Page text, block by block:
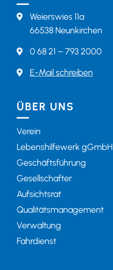

Weierswies 11a
66538 Neunkirchen
 0 68 21 – 793 2000
 E-Mail schreiben
ÜBER UNS
Verein
Lebenshilfewerk gGmbH
Geschäftsführung
Gesellschafter
Aufsichtsrat
Qualitätsmanagement
Verwaltung
Fahrdienst